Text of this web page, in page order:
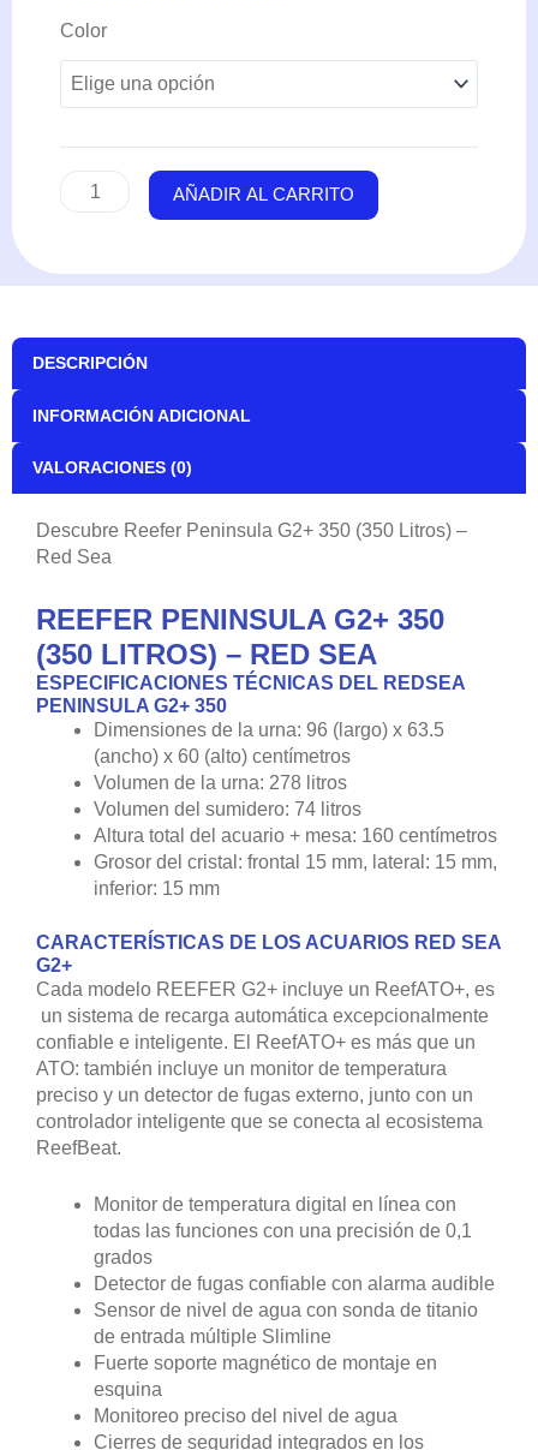
Color
Reefer
G2+
350
AÑADIR AL CARRITO
DESCRIPCIÓN
INFORMACIÓN ADICIONAL
VALORACIONES (0)
Descubre Reefer Peninsula G2+ 350 (350 Litros) –
Red Sea
REEFER PENINSULA G2+ 350
(350 LITROS) – RED SEA
ESPECIFICACIONES TÉCNICAS DEL REDSEA
PENINSULA G2+ 350
Dimensiones de la urna: 96 (largo) x 63.5
(ancho) x 60 (alto) centímetros
Volumen de la urna: 278 litros
Volumen del sumidero: 74 litros
Altura total del acuario + mesa: 160 centímetros
Grosor del cristal: frontal 15 mm, lateral: 15 mm,
inferior: 15 mm
CARACTERÍSTICAS DE LOS ACUARIOS RED SEA
G2+
Cada modelo REEFER G2+ incluye un ReefATO+, es
un sistema de recarga automática excepcionalmente
confiable e inteligente. El ReefATO+ es más que un
ATO: también incluye un monitor de temperatura
preciso y un detector de fugas externo, junto con un
controlador inteligente que se conecta al ecosistema
ReefBeat.
Monitor de temperatura digital en línea con
todas las funciones con una precisión de 0,1
grados
Detector de fugas confiable con alarma audible
Sensor de nivel de agua con sonda de titanio
de entrada múltiple Slimline
Fuerte soporte magnético de montaje en
esquina
Monitoreo preciso del nivel de agua
Cierres de seguridad integrados en los